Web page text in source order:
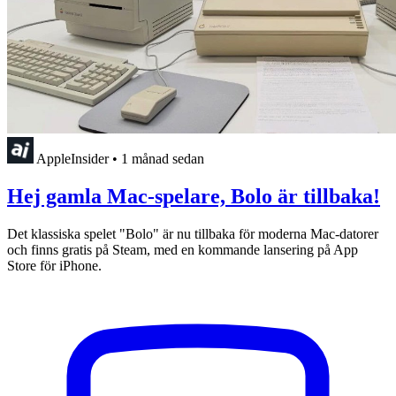
AppleInsider • 1 månad sedan
Hej gamla Mac-spelare, Bolo är tillbaka!
Det klassiska spelet "Bolo" är nu tillbaka för moderna Mac-datorer
och finns gratis på Steam, med en kommande lansering på App
Store för iPhone.